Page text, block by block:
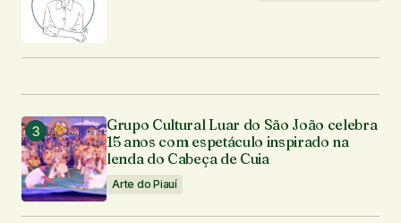
Grupo Cultural Luar do São João celebra
15 anos com espetáculo inspirado na
lenda do Cabeça de Cuia
Arte do Piauí